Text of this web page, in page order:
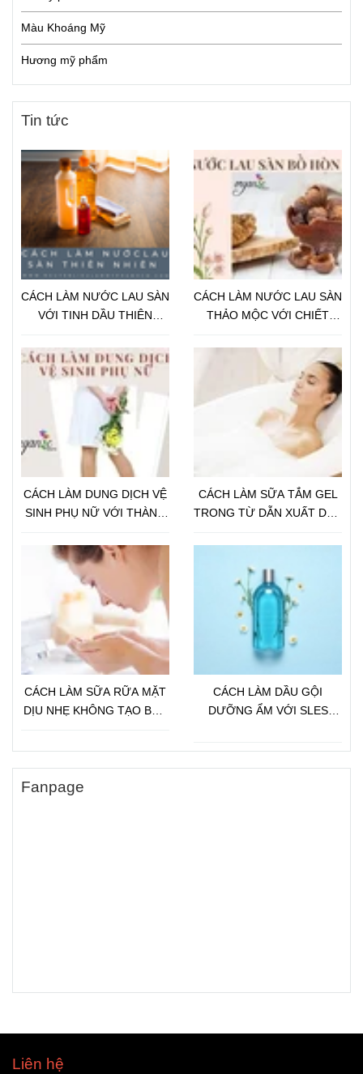
Màu Khoáng Mỹ
Hương mỹ phẩm
Tin tức
CÁCH LÀM NƯỚC LAU SÀN
VỚI TINH DẦU THIÊN
CÁCH LÀM NƯỚC LAU SÀN
THẢO MỘC VỚI CHIẾT
CÁCH LÀM DUNG DỊCH VỆ
SINH PHỤ NỮ VỚI THÀNH
CÁCH LÀM SỮA TẮM GEL
TRONG TỪ DẪN XUẤT DẦU
CÁCH LÀM SỮA RỮA MẶT
DỊU NHẸ KHÔNG TẠO BỌT
CÁCH LÀM DẦU GỘI
DƯỠNG ẨM VỚI SLES
SULFATE)
Fanpage
Liên hệ